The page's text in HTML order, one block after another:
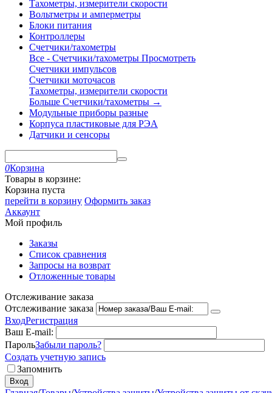
Тахометры, измерители скорости
Вольтметры и амперметры
Блоки питания
Контроллеры
Счетчики/тахометры
Все - Счетчики/тахометры Просмотреть
Счетчики импульсов
Счетчики моточасов
Тахометры, измерители скорости
Больше Счетчики/тахометры →
Модульные приборы разные
Корпуса пластиковые для РЭА
Датчики и сенсоры
0Корзина
Товары в корзине:
Корзина пуста
перейти в корзину Оформить заказ
Аккаунт
Мой профиль
Заказы
Список сравнения
Запросы на возврат
Отложенные товары
Отслеживание заказа
Отслеживание заказа
ВходРегистрация
Ваш E-mail:
ПарольЗабыли пароль?
Создать учетную запись
Запомнить
Вход